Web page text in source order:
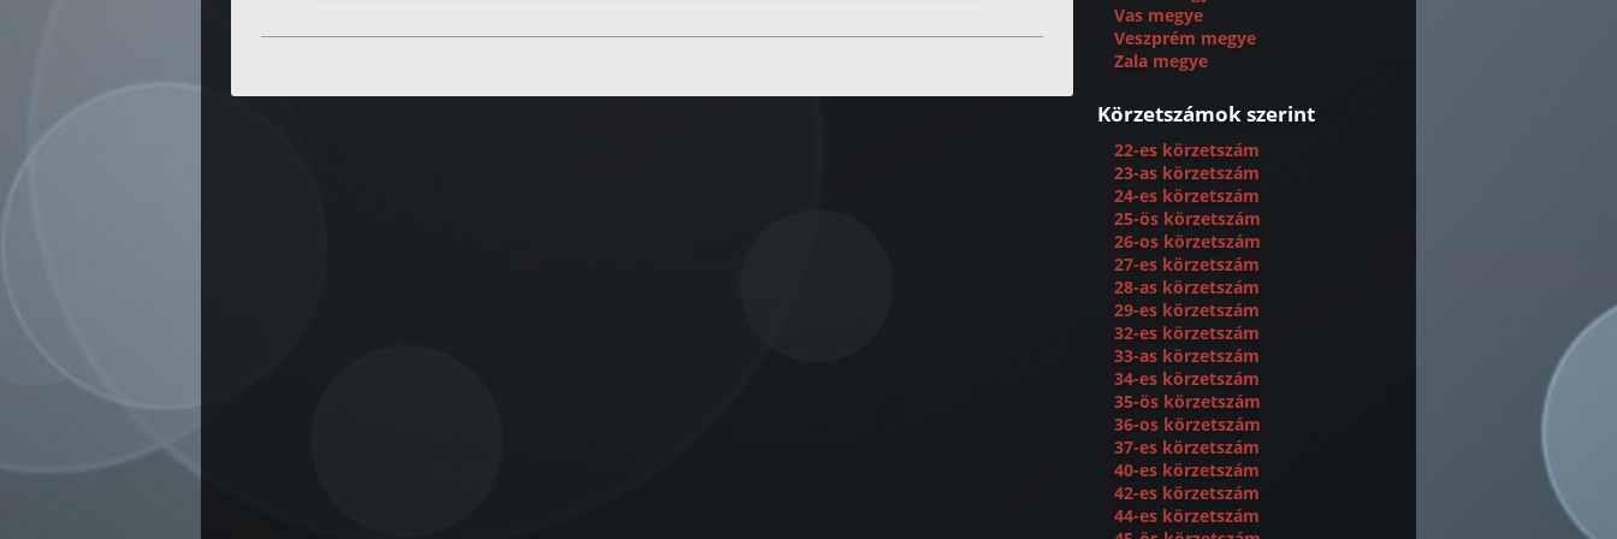
Vas megye
Veszprém megye
Zala megye
Körzetszámok szerint
22-es körzetszám
23-as körzetszám
24-es körzetszám
25-ös körzetszám
26-os körzetszám
27-es körzetszám
28-as körzetszám
29-es körzetszám
32-es körzetszám
33-as körzetszám
34-es körzetszám
35-ös körzetszám
36-os körzetszám
37-es körzetszám
40-es körzetszám
42-es körzetszám
44-es körzetszám